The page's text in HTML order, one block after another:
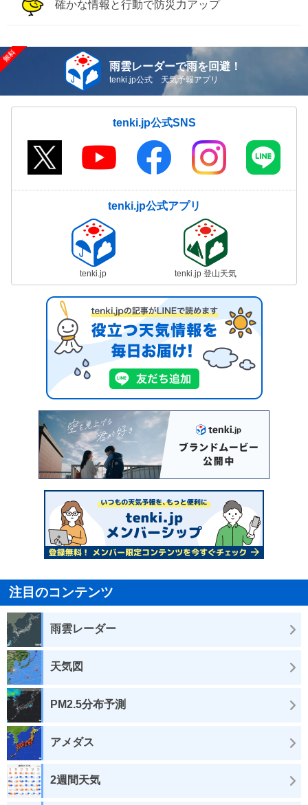
確かな情報と行動で防災力アップ
雨雲レーダーで雨を回避！
tenki.jp公式 天気予報アプリ
tenki.jp公式SNS
tenki.jp公式アプリ
tenki.jp tenki.jp 登山天気
注目のコンテンツ
雨雲レーダー
天気図
PM2.5分布予測
アメダス
2週間天気